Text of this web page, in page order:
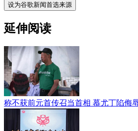
设为谷歌新闻首选来源
延伸阅读
称不获前元首传召当首相 慕尤丁陷侮